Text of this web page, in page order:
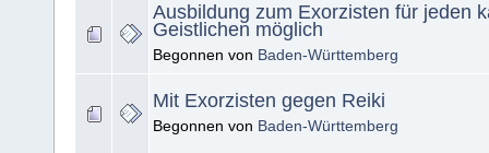
Ausbildung zum Exorzisten für jeden
Geistlichen möglich
Begonnen von Baden-Württemberg
Mit Exorzisten gegen Reiki
Begonnen von Baden-Württemberg